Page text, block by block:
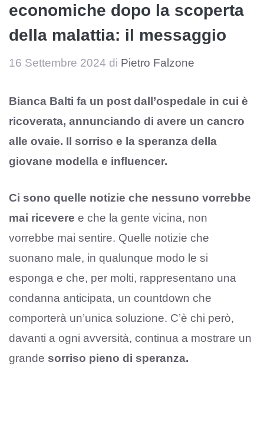
economiche dopo la scoperta
della malattia: il messaggio
16 Settembre 2024 di Pietro Falzone
Bianca Balti fa un post dall’ospedale in cui è
ricoverata, annunciando di avere un cancro
alle ovaie. Il sorriso e la speranza della
giovane modella e influencer.
Ci sono quelle notizie che nessuno vorrebbe
mai ricevere e che la gente vicina, non
vorrebbe mai sentire. Quelle notizie che
suonano male, in qualunque modo le si
esponga e che, per molti, rappresentano una
condanna anticipata, un countdown che
comporterà un’unica soluzione. C’è chi però,
davanti a ogni avversità, continua a mostrare un
grande sorriso pieno di speranza.